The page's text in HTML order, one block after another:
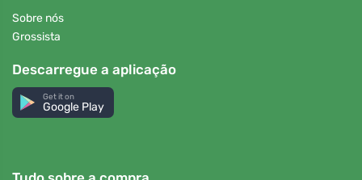
Sobre nós
Grossista
Descarregue a aplicação
Get it on
Google Play